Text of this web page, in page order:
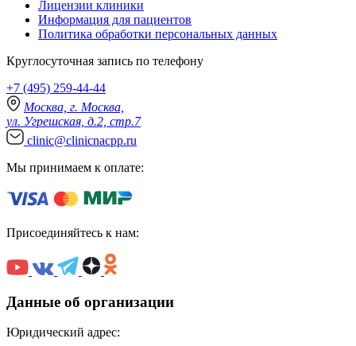
Лицензии клиники
Информация для пациентов
Политика обработки персональных данных
Круглосуточная запись по телефону
+7 (495) 259-44-44
Москва, г. Москва,
ул. Угрешская, д.2, стр.7
clinic@clinicnacpp.ru
Мы принимаем к оплате:
Присоединяйтесь к нам:
Данные об организации
Юридический адрес: